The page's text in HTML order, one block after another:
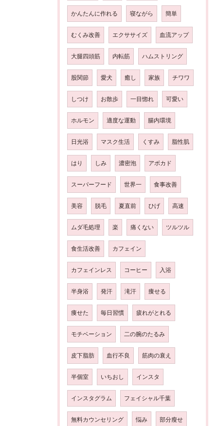
かんたんに作れる 寝ながら 簡単
むくみ改善 エクササイズ 血流アップ
大腿四頭筋 内転筋 ハムストリング
股関節 愛犬 癒し 家族 チワワ
しつけ お散歩 一目惚れ 可愛い
ホルモン 適度な運動 腸内環境
日光浴 マスク生活 くすみ 脂性肌
はり しみ 濃密泡 アボカド
スーパーフード 世界一 食事改善
美容 脱毛 夏直前 ひげ 高速
ムダ毛処理 楽 痛くない ツルツル
食生活改善 カフェイン
カフェインレス コーヒー 入浴
半身浴 発汗 滝汗 痩せる
痩せた 毎日習慣 疲れがとれる
モチベーション 二の腕のたるみ
皮下脂肪 血行不良 筋肉の衰え
半個室 いちおし インスタ
インスタグラム フェイシャル千葉
無料カウンセリング 悩み 部分瘦せ